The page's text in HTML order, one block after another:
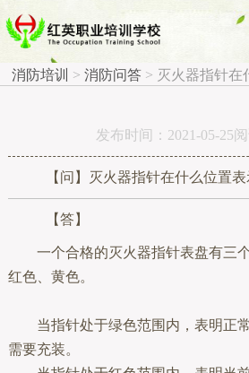
 消防问答
消防培训 > 消防问答 > 灭火器指针在
发布时间：2021-05-25
【问】灭火器指针在什么位置表
【答】
一个合格的灭火器指针表盘有三
红色、黄色。
当指针处于绿色范围内，表明正
需要充装。